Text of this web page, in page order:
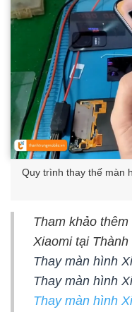
Quy trình thay thế màn
Tham khảo
Xiaomi tại
Thay màn hình
Thay màn hình
Thay màn hình